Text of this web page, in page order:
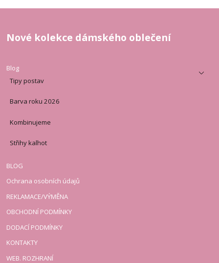
Nové kolekce dámského oblečení
Blog
Tipy postav
Barva roku 2026
Kombinujeme
Střihy kalhot
BLOG
Ochrana osobních údajů
REKLAMACE/VÝMĚNA
OBCHODNÍ PODMÍNKY
DODACÍ PODMÍNKY
KONTAKTY
WEB. ROZHRANÍ